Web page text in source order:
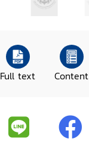
Full text Content